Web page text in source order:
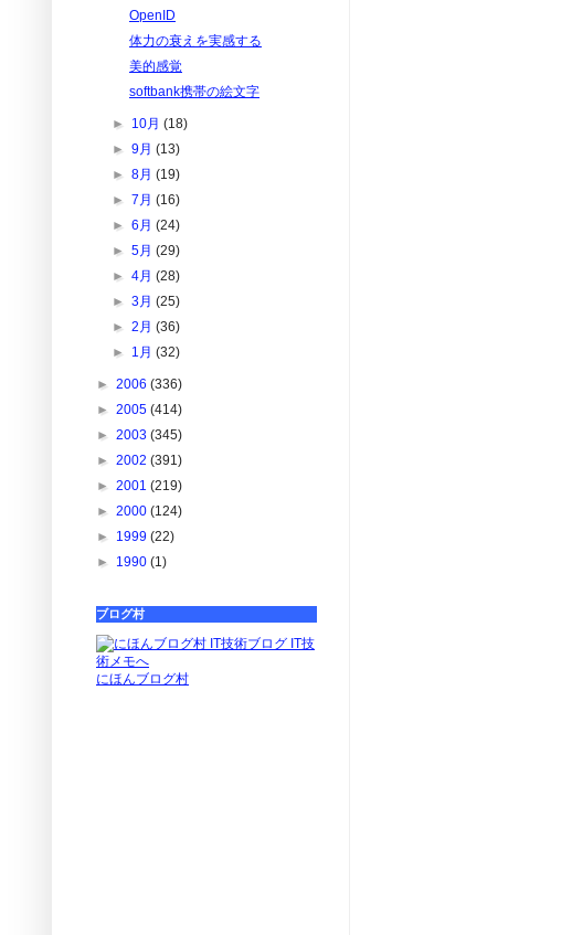
OpenID
体力の衰えを実感する
美的感覚
softbank携帯の絵文字
► 10月(18)
►9月(13)
►8月(19)
►7月(16)
►6月(24)
►5月(29)
►4月(28)
►3月(25)
►2月(36)
► 1月(32)
► 2006 (336)
► 2005 (414)
► 2003 (345)
► 2002 (391)
► 2001 (219)
► 2000 (124)
► 1999 (22)
► 1990 (1)
ブログ村
にほんブログ村